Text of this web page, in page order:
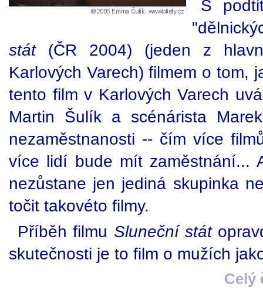
S
stát(ČR 2004) (jeden z
Karlových Varech) filmem o tom,
tento film v Karlových Varech
Martin Šulík a scénárista
nezaměstnanosti -- čím více
více lidí bude mít zaměstnání...
nezůstane jen jediná skupinka
točit takovéto filmy.
Příběh filmu Sluneční stát
skutečnosti je to film o mužích
Celý